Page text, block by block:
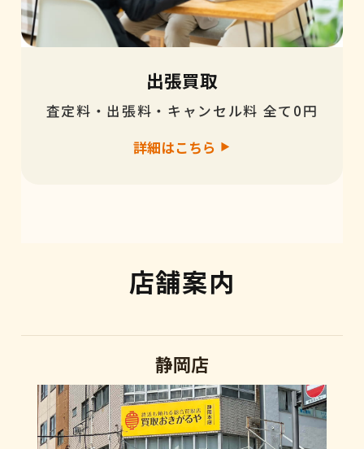
出張買取
査定料・出張料・キャンセル料 全て0円
詳細はこちら
店舗案内
静岡店